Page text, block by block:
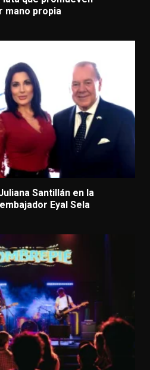
mano propia
Santillán en la
Eyal Sela